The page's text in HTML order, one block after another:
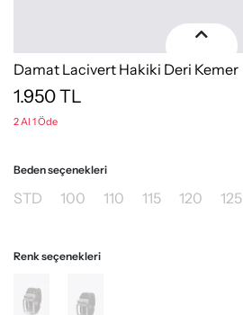
Damat Lacivert Hakiki Deri Kemer
1.950TL
2 Al 1 Öde
Beden seçenekleri
STD 100 110 115 120 125
Renk seçenekleri